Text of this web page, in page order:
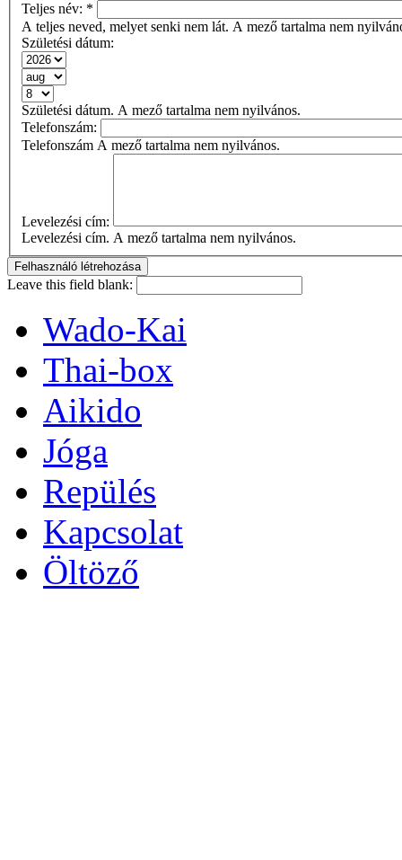
Teljes név: *
A teljes neved, melyet senki nem lát. A mező tartalma nem
Születési dátum:
Születési dátum. A mező tartalma nem nyilvános.
Telefonszám:
Telefonszám A mező tartalma nem nyilvános.
Levelezési cím:
Levelezési cím. A mező tartalma nem nyilvános.
Leave this field blank:
Wado-Kai
Thai-box
Aikido
Jóga
Repülés
Kapcsolat
Öltöző